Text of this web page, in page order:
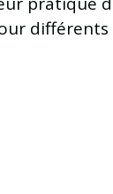
différents